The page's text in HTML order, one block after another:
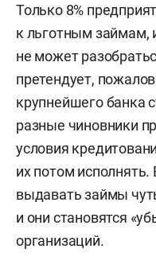
Только 8%
к льготным займам,
не может
претендует,
крупнейшего банка
разные чиновники
условия
их потом исполнять.
выдавать займы
и они становятся
организаций.